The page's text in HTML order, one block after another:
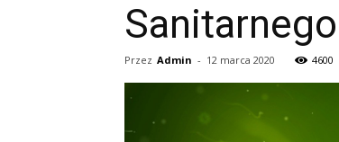
Przez Admin - 12 marca 2020 4600